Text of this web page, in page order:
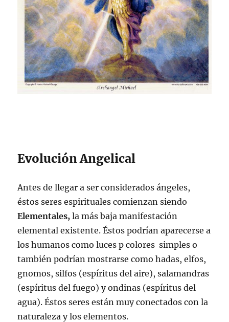
Evolución Angelical
Antes de llegar a ser considerados ángeles,
éstos seres espirituales comienzan siendo
Elementales,la más baja manifestación
elemental existente. Éstos podrían aparecerse a
los humanos como luces p colores simples o
también podrían mostrarse como hadas, elfos,
gnomos, silfos (espíritus del aire), salamandras
(espíritus del fuego) y ondinas (espíritus del
agua). Éstos seres están muy conectados con la
naturaleza y los elementos.